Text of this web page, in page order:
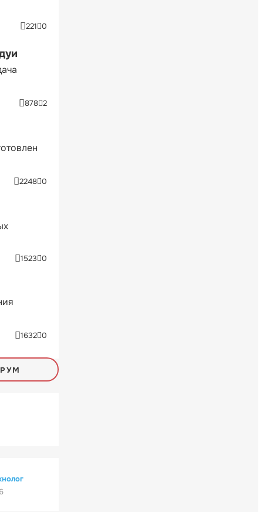
221 0
878 2
2248 0
1523 0
1632 0